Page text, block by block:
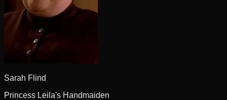
Sarah Flind
Princess Leila's Handmaiden